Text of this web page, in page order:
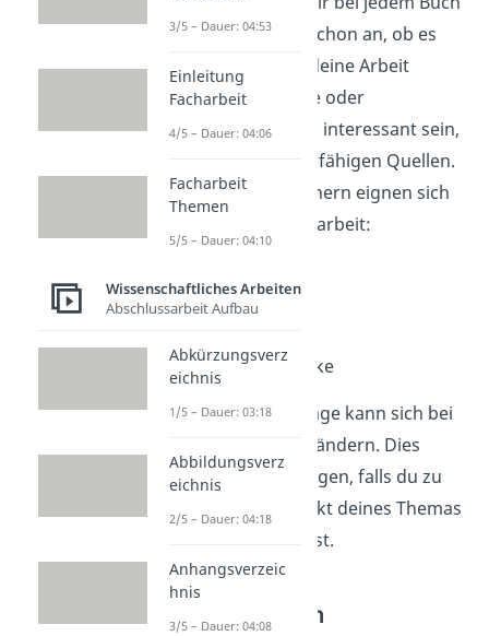
oder Artikel vorher schon an, ob es
bzw. er wirklich für deine Arbeit
geeignet ist. Romane oder
Erzählungen können interessant sein,
sind aber keine zitierfähigen Quellen.
Diese Arten von Büchern eignen sich
super für deine Facharbeit:
Monografien
Nachschlagewerke
Deine Forschungsfrage kann sich bei
diesem Schritt noch ändern. Dies
solltest du dir überlegen, falls du zu
einem anderen Aspekt deines Themas
mehr Literatur findest.
Internetquellen
3/5 – Dauer: 04:53
Einleitung
Facharbeit
4/5 – Dauer: 04:06
Facharbeit
Themen
5/5 – Dauer: 04:10
Wissenschaftliches Arbeiten
Abschlussarbeit Aufbau
Abkürzungsverz
eichnis
1/5 – Dauer: 03:18
Abbildungsverz
eichnis
2/5 – Dauer: 04:18
Anhangsverzeic
hnis
3/5 – Dauer: 04:08